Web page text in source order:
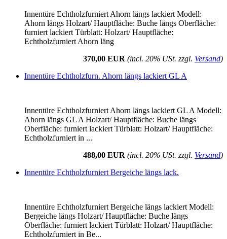
Innentüre Echtholzfurniert Ahorn längs lackiert Modell:
Ahorn längs Holzart/ Hauptfläche: Buche längs Oberfläche:
furniert lackiert Türblatt: Holzart/ Hauptfläche:
Echtholzfurniert Ahorn läng
370,00 EUR (incl. 20% USt. zzgl. Versand)
Innentüre Echtholzfurn. Ahorn längs lackiert GL A
Innentüre Echtholzfurniert Ahorn längs lackiert GL A Modell:
Ahorn längs GL A Holzart/ Hauptfläche: Buche längs
Oberfläche: furniert lackiert Türblatt: Holzart/ Hauptfläche:
Echtholzfurniert in ...
488,00 EUR (incl. 20% USt. zzgl. Versand)
Innentüre Echtholzfurniert Bergeiche längs lack.
Innentüre Echtholzfurniert Bergeiche längs lackiert Modell:
Bergeiche längs Holzart/ Hauptfläche: Buche längs
Oberfläche: furniert lackiert Türblatt: Holzart/ Hauptfläche:
Echtholzfurniert in Be...